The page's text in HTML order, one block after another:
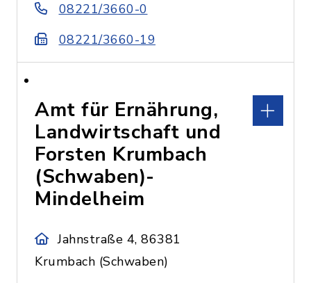
08221/3660-0
08221/3660-19
Amt für Ernährung,
Landwirtschaft und
Forsten Krumbach
(Schwaben)-
Mindelheim
Jahnstraße 4, 86381
Krumbach (Schwaben)